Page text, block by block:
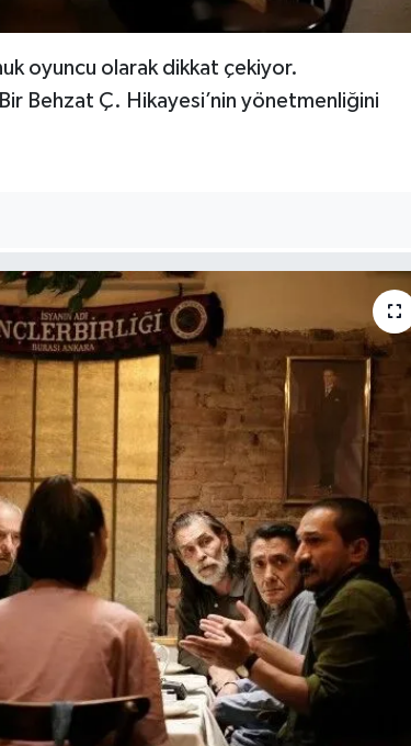
oyuncu olarak dikkat çekiyor.
Behzat Ç. Hikayesi’nin yönetmenliğini